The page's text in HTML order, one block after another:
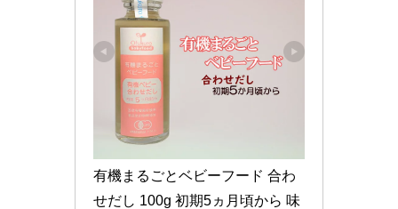
有機まるごとベビーフード 合わ
せだし 100g 初期5ヵ月頃から 味